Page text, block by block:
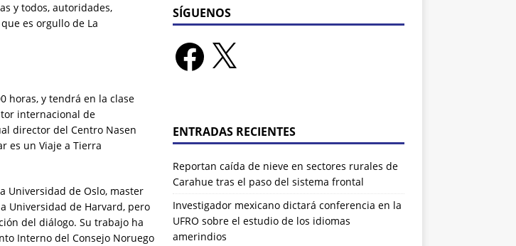
y todos, autoridades,
es orgullo de La
horas, y tendrá en la clase
internacional de
director del Centro Nasen
es un Viaje a Tierra
Universidad de Oslo, master
Universidad de Harvard, pero
del diálogo. Su trabajo ha
Interno del Consejo Noruego
SÍGUENOS
ENTRADAS RECIENTES
Reportan caída de nieve en sectores rurales de
Carahue tras el paso del sistema frontal
Investigador mexicano dictará conferencia en la
UFRO sobre el estudio de los idiomas
amerindios